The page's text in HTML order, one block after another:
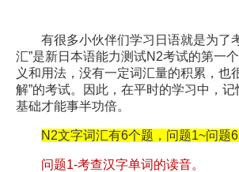
有很多小伙伴们学习日语就是为了考
汇”是新日本语能力测试N2考试的第一
义和用法，没有一定词汇量的积累，也
解”的考试。因此，在平时的学习中，
基础才能事半功倍。
N2文字词汇有6个题，问题1~问题6
问题1-考查汉字单词的读音。